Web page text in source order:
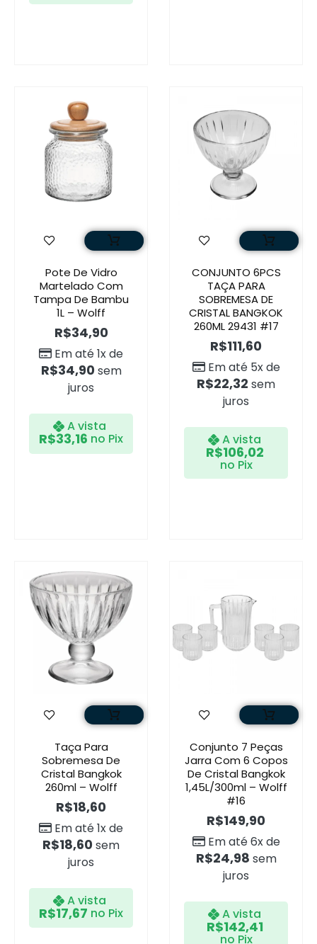
Pote De Vidro
Martelado Com
Tampa De Bambu
1L – Wolff
R$34,90
Em até 1x de
R$34,90 sem
juros
A vista
R$33,16 no Pix
CONJUNTO 6PCS
TAÇA PARA
SOBREMESA DE
CRISTAL BANGKOK
260ML 29431 #17
R$111,60
Em até 5x de
R$22,32 sem
juros
A vista
R$106,02
no Pix
Taça Para
Sobremesa De
Cristal Bangkok
260ml – Wolff
R$18,60
Em até 1x de
R$18,60 sem
juros
A vista
R$17,67 no Pix
Conjunto 7 Peças
Jarra Com 6 Copos
De Cristal Bangkok
1,45L/300ml – Wolff
#16
R$149,90
Em até 6x de
R$24,98 sem
juros
A vista
R$142,41
no Pix